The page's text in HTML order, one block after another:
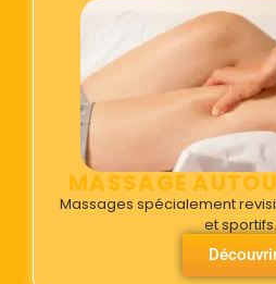
MASSAGE
Massages spécialement
et